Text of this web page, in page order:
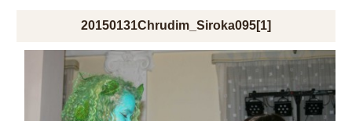
20150131Chrudim_Siroka095[1]